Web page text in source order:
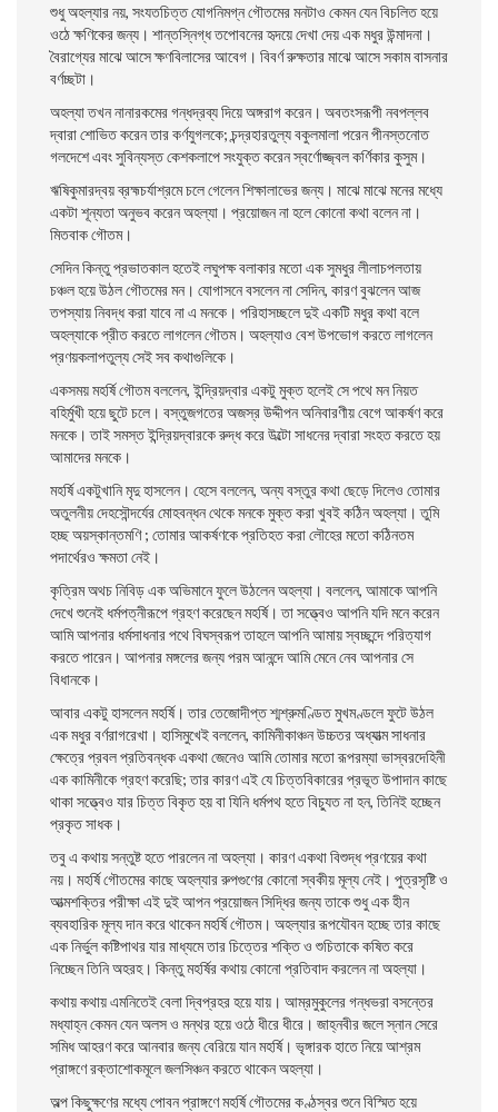
শুধু অহল্যার নয়, সংযতচিত্ত যােগনিমগ্ন গৌতমের মনটাও কেমন যেন বিচলিত হয়ে
ওঠে ক্ষণিকের জন্য। শান্তস্নিগ্ধ তপােবনের হৃদয়ে দেখা দেয় এক মধুর উন্মাদনা।
বৈরাগ্যের মাঝে আসে ক্ষণবিলাসের আবেগ। বিবর্ণ রুক্ষতার মাঝে আসে সকাম বাসনার
বর্ণচ্ছটা।
অহল্যা তখন নানারকমের গন্ধদ্রব্য দিয়ে অঙ্গরাগ করেন। অবতংসরূপী নবপল্লব
দ্বারা শোভিত করেন তার কর্ণযুগলকে; চন্দ্রহারতুল্য বকুলমালা পরেন পীনস্তনােত
গলদেশে এবং সুবিন্যস্ত কেশকলাপে সংযুক্ত করেন স্বর্ণোজ্জ্বল কর্ণিকার কুসুম।
ঋষিকুমারদ্বয় ব্রহ্মচর্যাশ্রমে চলে গেলেন শিক্ষালাভের জন্য। মাঝে মাঝে মনের মধ্যে
একটা শূন্যতা অনুভব করেন অহল্যা। প্রয়ােজন না হলে কোনাে কথা বলেন না।
মিতবাক গৌতম।
সেদিন কিন্তু প্রভাতকাল হতেই লঘুপক্ষ বলাকার মতাে এক সুমধুর লীলাচপলতায়
চঞ্চল হয়ে উঠল গৌতমের মন। যােগাসনে বসলেন না সেদিন, কারণ বুঝলেন আজ
তপস্যায় নিবদ্ধ করা যাবে না এ মনকে। পরিহাসচ্ছলে দুই একটি মধুর কথা বলে
অহল্যাকে প্রীত করতে লাগলেন গৌতম। অহল্যাও বেশ উপভােগ করতে লাগলেন
প্রণয়কলাপতুল্য সেই সব কথাগুলিকে।
একসময় মহর্ষি গৌতম বললেন, ইন্দ্রিয়দ্বার একটু মুক্ত হলেই সে পথে মন নিয়ত
বহির্মুখী হয়ে ছুটে চলে। বস্তুজগতের অজস্র উদ্দীপন অনিবারণীয় বেগে আকর্ষণ করে
মনকে। তাই সমস্ত ইন্দ্রিয়দ্বারকে রুদ্ধ করে উল্টো সাধনের দ্বারা সংহত করতে হয়
আমাদের মনকে।
মহর্ষি একটুখানি মৃদু হাসলেন। হেসে বললেন, অন্য বস্তুর কথা ছেড়ে দিলেও তােমার
অতুলনীয় দেহসৌন্দর্যের মােহবন্ধন থেকে মনকে মুক্ত করা খুবই কঠিন অহল্যা। তুমি
হচ্ছ অয়স্কান্তমণি ; তােমার আকর্ষণকে প্রতিহত করা লৌহের মতাে কঠিনতম
পদার্থেরও ক্ষমতা নেই।
কৃত্রিম অথচ নিবিড় এক অভিমানে ফুলে উঠলেন অহল্যা। বললেন, আমাকে আপনি
দেখে শুনেই ধর্মপত্নীরূপে গ্রহণ করেছেন মহর্ষি। তা সত্ত্বেও আপনি যদি মনে করেন
আমি আপনার ধর্মসাধনার পথে বিঘস্বরূপ তাহলে আপনি আমায় স্বচ্ছন্দে পরিত্যাগ
করতে পারেন। আপনার মঙ্গলের জন্য পরম আনন্দে আমি মেনে নেব আপনার সে
বিধানকে।
আবার একটু হাসলেন মহর্ষি। তার তেজোদীপ্ত শ্মশ্রুমণ্ডিত মুখমণ্ডলে ফুটে উঠল
এক মধুর বর্ণরাগরেখা। হাসিমুখেই বললেন, কামিনীকাঞ্চন উচ্চতর অধ্যাত্ম সাধনার
ক্ষেত্রে প্রবল প্রতিবন্ধক একথা জেনেও আমি তােমার মতাে রূপরম্যা ভাস্বরদেহিনী
এক কামিনীকে গ্রহণ করেছি; তার কারণ এই যে চিত্তবিকারের প্রভূত উপাদান কাছে
থাকা সত্ত্বেও যার চিত্ত বিকৃতহয় বা যিনি ধর্মপথ হতে বিচ্যুত না হন, তিনিই হচ্ছেন
প্রকৃত সাধক।
তবু এ কথায় সন্তুষ্ট হতে পারলেন না অহল্যা। কারণ একথা বিশুদ্ধ প্রণয়ের কথা
নয়। মহর্ষি গৌতমের কাছে অহল্যার রুপগুণের কোনাে স্বকীয় মূল্য নেই। পুত্রসৃষ্টি ও
আত্মশক্তির পরীক্ষা এই দুই আপন প্রয়ােজন সিদ্ধির জন্য তাকে শুধু এক হীন
ব্যবহারিক মূল্য দান করে থাকেন মহর্ষি গৌতম। অহল্যার রূপযৌবন হচ্ছে তার কাছে
এক নির্ভুল কষ্টিপাথর যার মাধ্যমে তার চিত্তের শক্তি ও শুচিতাকে কষিত করে
নিচ্ছেন তিনি অহরহ। কিন্তু মহর্ষির কথায় কোনাে প্রতিবাদ করলেন না অহল্যা।
কথায় কথায় এমনিতেই বেলা দ্বিপ্রহর হয়ে যায়। আম্রমুকুলের গন্ধভরা বসন্তের
মধ্যাহ্ন কেমন যেন অলস ও মন্থর হয়ে ওঠে ধীরে ধীরে। জাহ্নবীর জলে স্নান সেরে
সমিধ আহরণ করে আনবার জন্য বেরিয়ে যান মহর্ষি। ভৃঙ্গারক হাতে নিয়ে আশ্রম
প্রাঙ্গণে রক্তাশােকমূলে জলসিঞ্চন করতে থাকেন অহল্যা।
অল্প কিছুক্ষণের মধ্যে পােবন প্রাঙ্গণে মহর্ষি গৌতমের কণ্ঠস্বর শুনে বিস্মিত হয়ে